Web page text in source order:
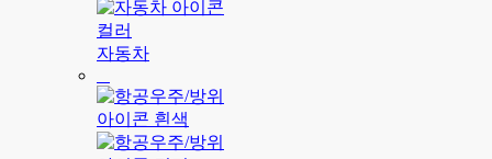
자동차